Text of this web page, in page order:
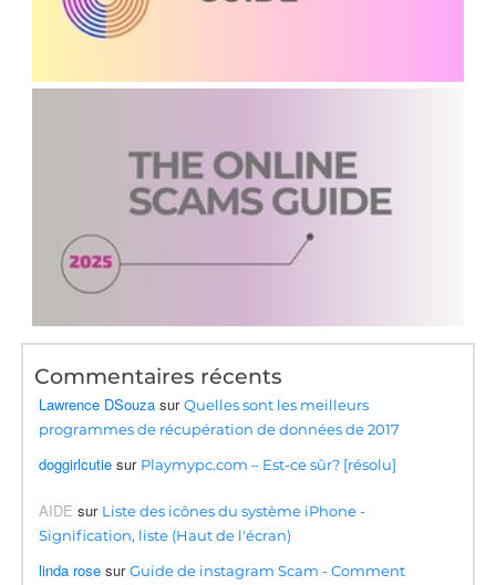
Commentaires récents
Lawrence DSouza surQuelles sont les meilleurs
programmes de récupération de données de 2017
doggirlcutie sur Playmypc.com – Est-ce sûr? [résolu]
AIDE sur Liste des icônes du système iPhone -
Signification, liste (Haut de l'écran)
linda rose surGuide de instagram Scam - Comment